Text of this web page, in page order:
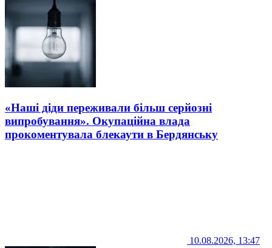
«Наші діди переживали більш серйозні
випробування». Окупаційна влада
прокоментувала блекаути в Бердянську
10.08.2026, 13:47